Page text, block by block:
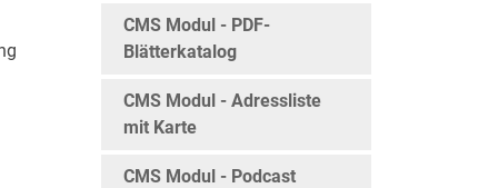
CMS Modul - PDF-
Blätterkatalog
CMS Modul - Adressliste
mit Karte
CMS Modul - Podcast